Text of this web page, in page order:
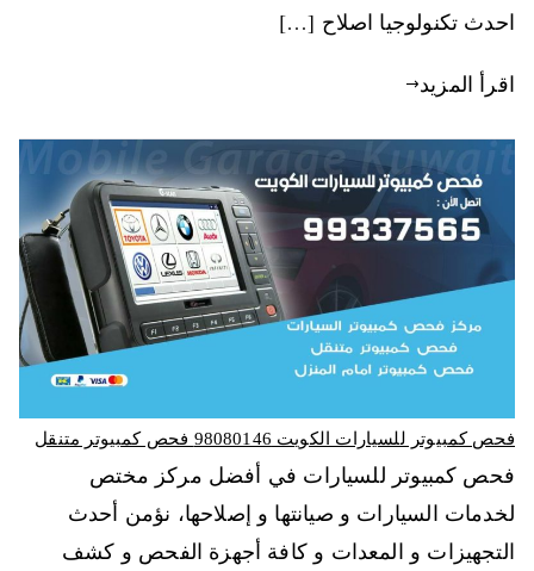
احدث تكنولوجيا اصلاح […]
اقرأ المزيد
فحص كمبيوتر للسيارات الكويت 98080146‬ فحص كمبيوتر متنقل
فحص كمبيوتر للسيارات في أفضل مركز مختص
لخدمات السيارات و صيانتها و إصلاحها، نؤمن أحدث
التجهيزات و المعدات و كافة أجهزة الفحص و كشف